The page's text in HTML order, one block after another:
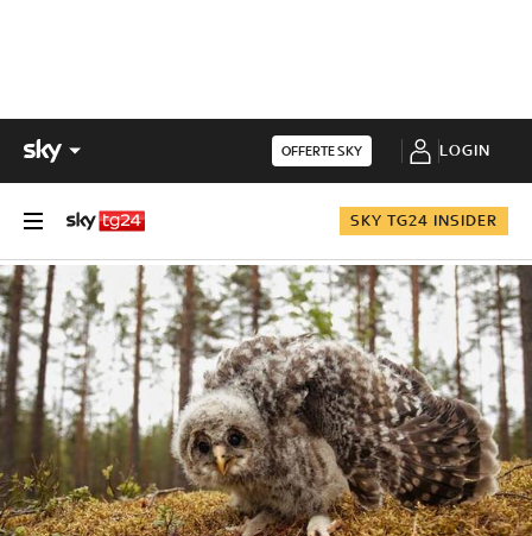
OFFERTE SKY LOGIN
SKY TG24 INSIDER